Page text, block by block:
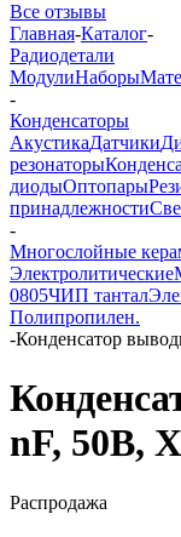
Все отзывы
Главная-Каталог-
Радиодетали
МодулиНаборы
-
Конденсаторы
АкустикаДатчики
резонаторы
диодыОптопары
принадлежности
-
Многослойные
Электролитические
0805ЧИП тантал
Полипропилен.
-Конденсатор
nF, 50В,
Распродажа